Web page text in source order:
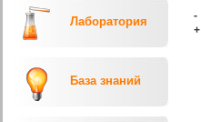
-
+
Лаборатория
База знаний